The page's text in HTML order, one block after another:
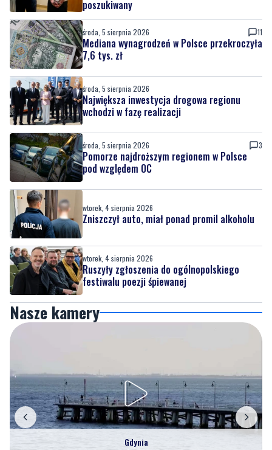
poszukiwany
środa, 5 sierpnia 2026 11
Mediana wynagrodzeń w Polsce przekroczyła
7,6 tys. zł
środa, 5 sierpnia 2026
Największa inwestycja drogowa regionu
wchodzi w fazę realizacji
środa, 5 sierpnia 2026 3
Pomorze najdroższym regionem w Polsce
pod względem OC
wtorek, 4 sierpnia 2026
Zniszczył auto, miał ponad promil alkoholu
wtorek, 4 sierpnia 2026
Ruszyły zgłoszenia do ogólnopolskiego
festiwalu poezji śpiewanej
Nasze kamery
Gdynia